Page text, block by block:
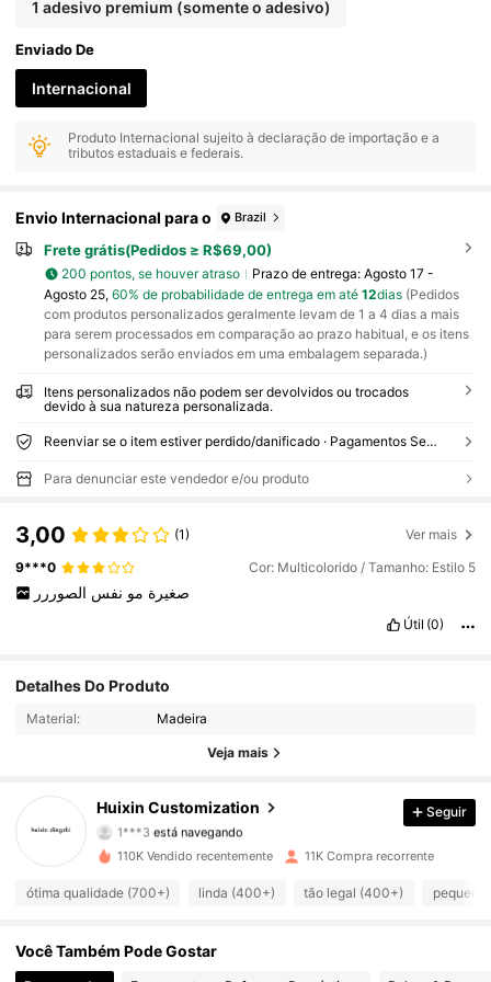
1 adesivo premium (somente o adesivo)
Enviado De
Internacional
Produto Internacional sujeito à declaração de importação e a
tributos estaduais e federais.
Envio Internacional para o Brazil
Frete grátis(Pedidos ≥ R$69,00)
200 pontos, se houver atraso Prazo de entrega: Agosto 17 -
Agosto 25, 60% de probabilidade de entrega em até 12dias(Pedidos
com produtos personalizados geralmente levam de 1 a 4 dias a mais
para serem processados em comparação ao prazo habitual, e os itens
personalizados serão enviados em uma embalagem separada.)
Itens personalizados não podem ser devolvidos ou trocados
devido à sua natureza personalizada.
Reenviar se o item estiver perdido/danificado · Pagamentos Seguros · Proteção de privacidade
Para denunciar este vendedor e/ou produto
3,00 (1) Ver mais
9***0 Cor: Multicolorido / Tamanho: Estilo 5
صغيرة مو نفس الصوررر
Útil (0)
Detalhes Do Produto
Material: Madeira
Veja mais
Huixin Customization
4,62 2.3K Seguidores
1***3
está navegando
4,62
2.3K Seguidores
4,62 2.3K Seguidores
4,62 2.3K Seguidores
Seguir
110K Vendido recentemente 11K Compra recorrente
ótima qualidade (700+) linda (400+) tão legal (400+)
Você Também Pode Gostar